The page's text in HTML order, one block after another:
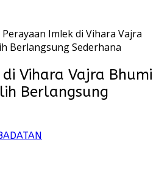
Perayaan Imlek di Vihara Vajra
Berlangsung Sederhana
Vihara Vajra Bhumi
Berlangsung